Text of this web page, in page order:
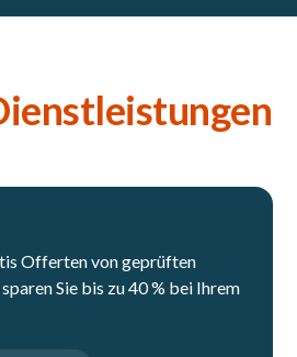
Offerten von geprüften
Sie bis zu 40 % bei Ihrem